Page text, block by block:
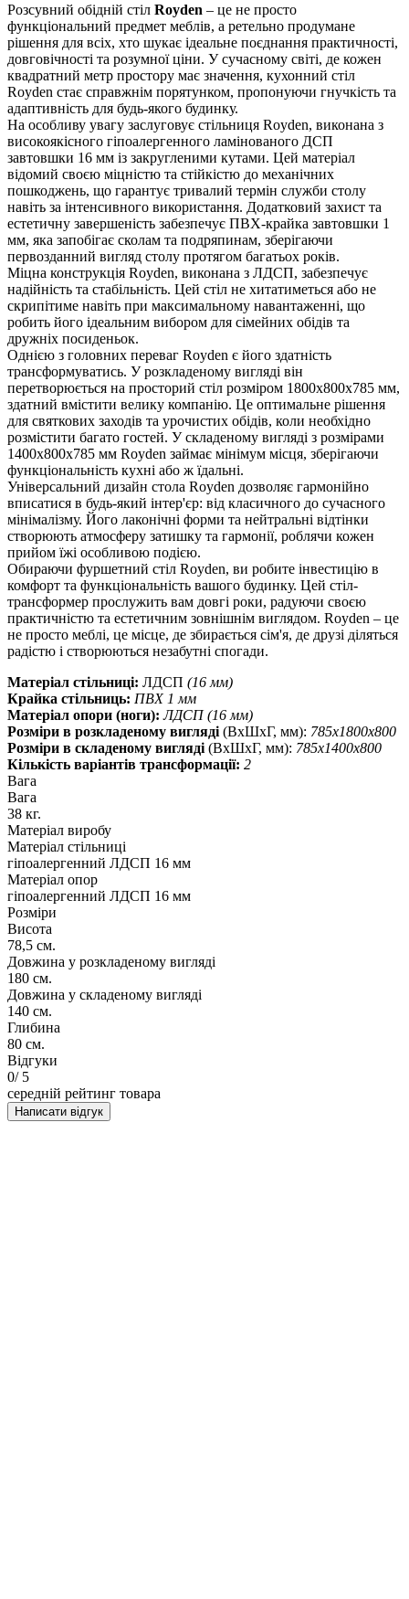
Розсувний обідній стіл Royden – це не просто
функціональний предмет меблів, а ретельно продумане
рішення для всіх, хто шукає ідеальне поєднання практичності,
довговічності та розумної ціни. У сучасному світі, де кожен
квадратний метр простору має значення, кухонний стіл
Royden стає справжнім порятунком, пропонуючи гнучкість та
адаптивність для будь-якого будинку.
На особливу увагу заслуговує стільниця Royden, виконана з
високоякісного гіпоалергенного ламінованого ДСП
завтовшки 16 мм із закругленими кутами. Цей матеріал
відомий своєю міцністю та стійкістю до механічних
пошкоджень, що гарантує тривалий термін служби столу
навіть за інтенсивного використання. Додатковий захист та
естетичну завершеність забезпечує ПВХ-крайка завтовшки 1
мм, яка запобігає сколам та подряпинам, зберігаючи
первозданний вигляд столу протягом багатьох років.
Міцна конструкція Royden, виконана з ЛДСП, забезпечує
надійність та стабільність. Цей стіл не хитатиметься або не
скрипітиме навіть при максимальному навантаженні, що
робить його ідеальним вибором для сімейних обідів та
дружніх посиденьок.
Однією з головних переваг Royden є його здатність
трансформуватись. У розкладеному вигляді він
перетворюється на просторий стіл розміром 1800х800х785 мм,
здатний вмістити велику компанію. Це оптимальне рішення
для святкових заходів та урочистих обідів, коли необхідно
розмістити багато гостей. У складеному вигляді з розмірами
1400х800х785 мм Royden займає мінімум місця, зберігаючи
функціональність кухні або ж їдальні.
Універсальний дизайн стола Royden дозволяє гармонійно
вписатися в будь-який інтер'єр: від класичного до сучасного
мінімалізму. Його лаконічні форми та нейтральні відтінки
створюють атмосферу затишку та гармонії, роблячи кожен
прийом їжі особливою подією.
Обираючи фуршетний стіл Royden, ви робите інвестицію в
комфорт та функціональність вашого будинку. Цей стіл-
трансформер прослужить вам довгі роки, радуючи своєю
практичністю та естетичним зовнішнім виглядом. Royden – це
не просто меблі, це місце, де збирається сім'я, де друзі діляться
радістю і створюються незабутні спогади.
Матеріал стільниці: ЛДСП (16 мм)
Крайка стільниць: ПВХ 1 мм
Матеріал опори (ноги): ЛДСП (16 мм)
Розміри в розкладеному вигляді (ВхШхГ, мм): 785х1800х800
Розміри в складеному вигляді (ВхШхГ, мм): 785х1400х800
Кількість варіантів трансформації: 2
Вага
Вага
38 кг.
Матеріал виробу
Матеріал стільниці
гіпоалергенний ЛДСП 16 мм
Матеріал опор
гіпоалергенний ЛДСП 16 мм
Розміри
Висота
78,5 см.
Довжина у розкладеному вигляді
180 см.
Довжина у складеному вигляді
140 см.
Глибина
80 см.
Відгуки
0/ 5
середній рейтинг товара
Написати відгук